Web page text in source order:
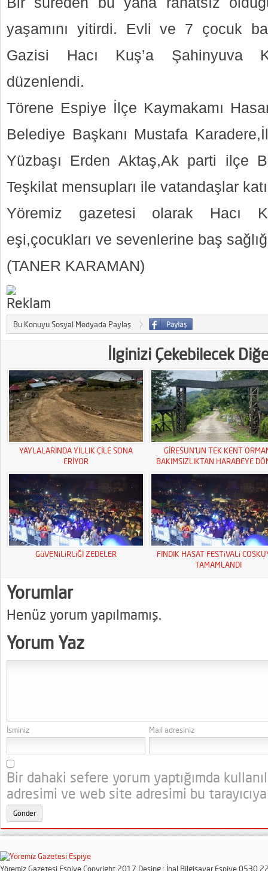
yaşamını yitirdi. Evli ve 7 çocuk
Gazisi Hacı Kuş’a Şahinyuva
düzenlendi.
Törene Espiye İlçe Kaymakamı
Belediye Başkanı Mustafa
Yüzbaşı Erden Aktaş,Ak parti ilçe
Teşkilat mensupları ile vatandaşlar
Yöremiz gazetesi olarak Hacı
eşi,çocukları ve sevenlerine baş
(TANER KARAMAN)
Bu Konuyu Sosyal Medyada Paylaş
İlginizi Çekebilecek
YAYLALARINDA YILLIK ÇİLE SONA
ERİYOR
GİRESUN’UN TEK KENT
BAKIMSIZLIKTAN HARABEYE
GüVENiLiRLiĞİ ZEDELER
FINDIK HASAT FESTiVALi
TAMAMLANDI
Yorumlar
Henüz yorum yapılmamış.
Yorum Yaz
İsminiz Mail adresiniz
Bir dahaki sefere yorum yaptığımda
adresimi ve web site adresimi bu
Yöremiz Gazetesi Espiye Copyright 2017 Desing : İnal Bilgisayar Espiye 0530